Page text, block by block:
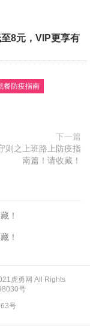
8元，VIP更享有
餐防疫指南
下一篇
则之上班路上防疫指
南篇！请收藏！
！
！
虎勇网 All Rights
号
号